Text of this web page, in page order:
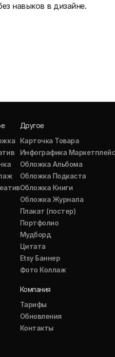
навыков в дизайне.
Другое
Карточка Товара
Инфографика Маркетплейс
Обложка Альбома
Обложка Подкаста
Обложка Книги
Обложка Журнала
Плакат (постер)
Портфолио
Мудборд
Цитата
Etsy Баннер
Фото Коллаж
Компания
Тарифы
Обновления
Контакты